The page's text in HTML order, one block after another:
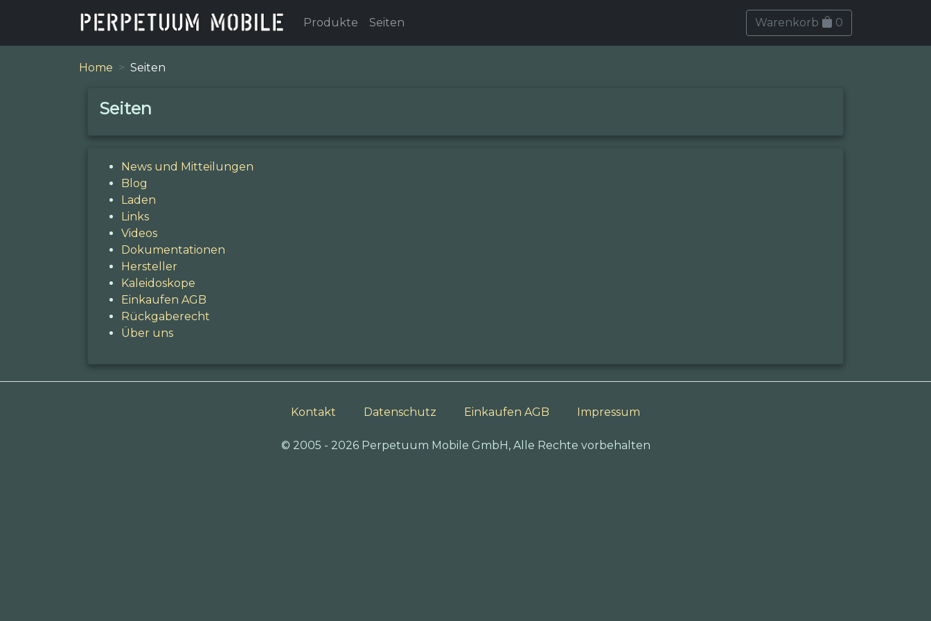
Produkte Seiten Warenkorb 0
Home Seiten
Seiten
News und Mitteilungen
Blog
Laden
Links
Videos
Dokumentationen
Hersteller
Kaleidoskope
Einkaufen AGB
Rückgaberecht
Über uns
Kontakt Datenschutz Einkaufen AGB Impressum
© 2005 - 2026 Perpetuum Mobile GmbH, Alle Rechte vorbehalten